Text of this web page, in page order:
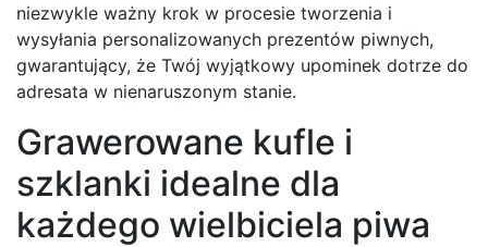
niezwykle ważny krok w procesie tworzenia i
wysyłania personalizowanych prezentów piwnych,
gwarantujący, że Twój wyjątkowy upominek dotrze do
adresata w nienaruszonym stanie.
Grawerowane kufle i
szklanki idealne dla
każdego wielbiciela piwa